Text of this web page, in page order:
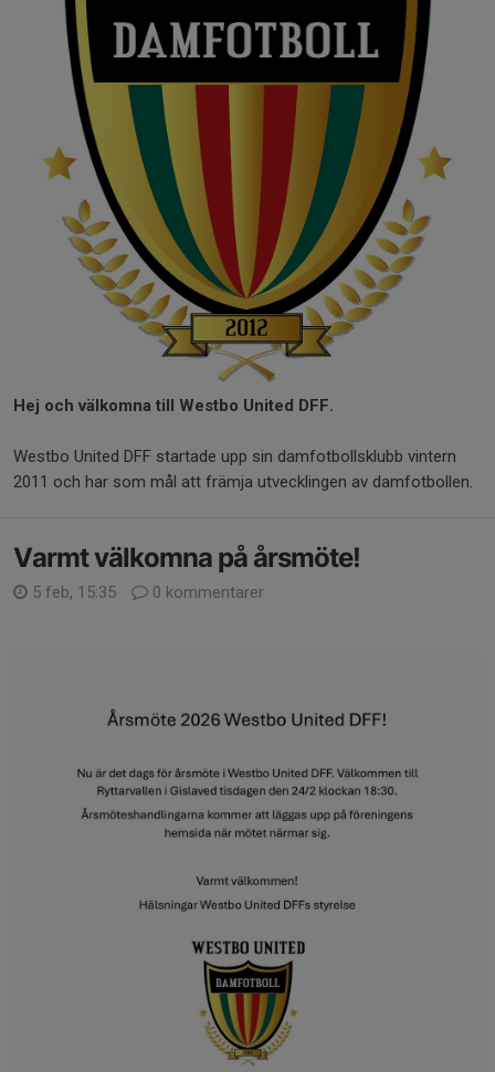
Hej och välkomna till Westbo United DFF.
Westbo United DFF startade upp sin damfotbollsklubb vintern
2011 och har som mål att främja utvecklingen av damfotbollen.
Varmt välkomna på årsmöte!
5 feb, 15:35 0 kommentarer